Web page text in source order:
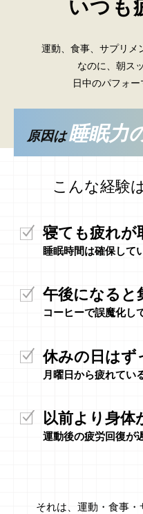
いつも
運動、食事、サプリメ
なのに、朝ス
日中のパフォー
原因は睡眠力
こんな経験
寝ても疲れが
睡眠時間は確保して
午後になると
コーヒーで誤魔化し
休みの日はず
月曜日から疲れてい
以前より身体
運動後の疲労回復が
それは、運動・食事・